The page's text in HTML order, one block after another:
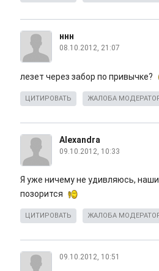
ннн
08.10.2012, 21:07
лезет через забор по привычке?
ЦИТИРОВАТЬ ЖАЛОБА
Alexandra
09.10.2012, 10:33
Я уже ничему не удивляюсь,
позорится
ЦИТИРОВАТЬ ЖАЛОБА
09.10.2012, 10:51